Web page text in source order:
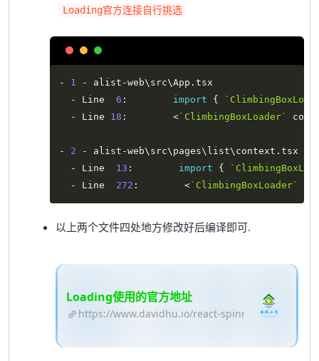
Loading官方连接自行挑选
- 1 - alist -web\src\App . tsx
-
Line 6 : import { `
-
Line 18 : <` ClimbingBoxLoader`
- 2 - alist -web\src\pages\list\context . tsx
-
Line 13 : import { `
-
Line 272 : <` ClimbingBoxLoader`
以上两个文件四处地方修改好后编译即可.
Loading使用的官方地址
https://www.davidhu.io/react-spinners/